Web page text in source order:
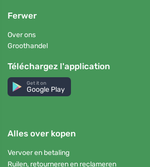
Ferwer
Over ons
Groothandel
Téléchargez l'application
Get it on
Google Play
Alles over kopen
Vervoer en betaling
Ruilen, retourneren en reclameren